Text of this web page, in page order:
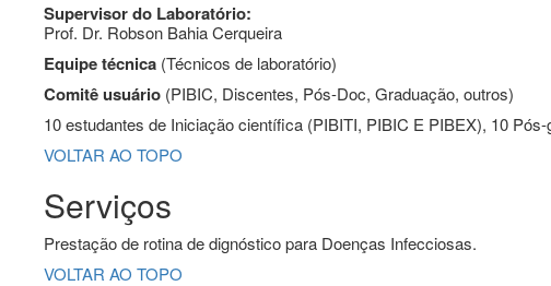
Supervisor do Laboratório:
Prof. Dr. Robson Bahia Cerqueira
Equipe técnica (Técnicos de laboratório)
Comitê usuário (PIBIC, Discentes, Pós-Doc, Graduação, outros)
10 estudantes de Iniciação científica (PIBITI, PIBIC E PIBEX), 10
VOLTAR AO TOPO
Serviços
Prestação de rotina de dignóstico para Doenças Infecciosas.
VOLTAR AO TOPO